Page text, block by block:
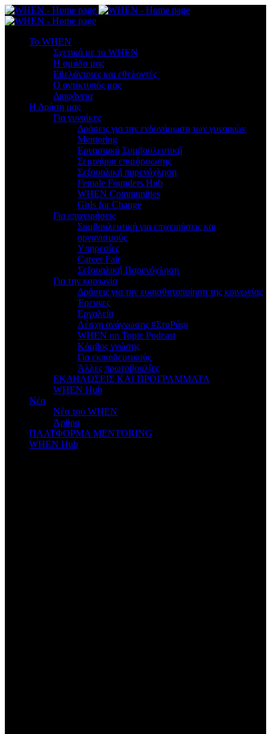
To WHEN
Σχετικά με το WHEN
Η ομάδα μας
Εθελόντριες και εθελοντές
Ο αντίκτυπός μας
Διαφάνεια
Η Δράση μας
Για γυναίκες
Δράσεις για την ενδυνάμωση των γυναικών
Mentoring
Εργασιακή Συμβουλευτική
Σεμινάρια επιμόρφωσης
Σεξουαλική παρενόχληση
Female Founders Hub
WHEN Communities
Girls for Change
Για επιχειρήσεις
Συμβουλευτική για επιχειρήσεις και
οργανισμούς
Υπηρεσίες
Career Fair
Σεξουαλική Παρενόχληση
Για την κοινωνία
Δράσεις για την ευαισθητοποίηση της κοινωνίας
Έρευνες
Εργαλεία
Λέσχη ανάγνωσης #ΣτοΡάφι
WHEN on Topic Podcast
Κόμβος γνώσης
Για εκπαιδευτικούς
Άλλες πρωτοβουλίες
ΕΚΔΗΛΩΣΕΙΣ ΚΑΙ ΠΡΟΓΡΑΜΜΑΤΑ
WHEN Hub
Νέα
Νέα του WHEN
Άρθρα
ΠΛΑΤΦΟΡΜΑ MENTORING
WHEN Hub